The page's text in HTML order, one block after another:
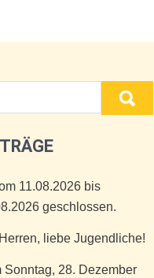
11.08.2026 bis
geschlossen.
liebe Jugendliche!
Sonntag, 28. Dezember